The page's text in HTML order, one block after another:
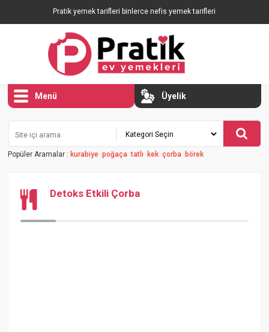
Pratik yemek tarifleri binlerce nefis yemek tarifleri
Menü Üyelik
Popüler Aramalar : kurabiye poğaça tatlı kek çorba börek
Detoks Etkili Çorba